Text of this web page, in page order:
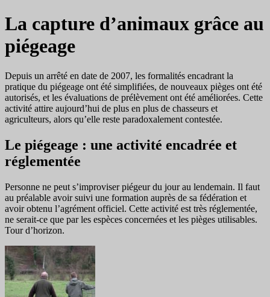
La capture d’animaux grâce au
piégeage
Depuis un arrêté en date de 2007, les formalités encadrant la
pratique du piégeage ont été simplifiées, de nouveaux pièges ont été
autorisés, et les évaluations de prélèvement ont été améliorées. Cette
activité attire aujourd’hui de plus en plus de chasseurs et
agriculteurs, alors qu’elle reste paradoxalement contestée.
Le piégeage : une activité encadrée et
réglementée
Personne ne peut s’improviser piégeur du jour au lendemain. Il faut
au préalable avoir suivi une formation auprès de sa fédération et
avoir obtenu l’agrément officiel. Cette activité est très réglementée,
ne serait-ce que par les espèces concernées et les pièges utilisables.
Tour d’horizon.